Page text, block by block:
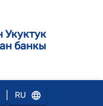
банкы
RU